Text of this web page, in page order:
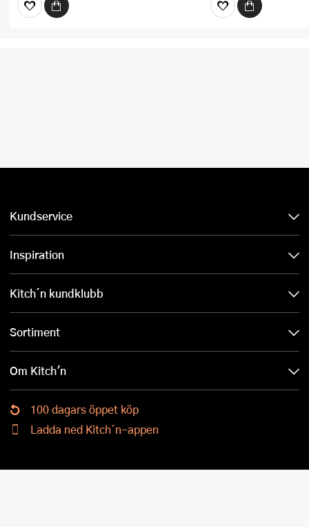
Kundservice
Inspiration
Kitch´n kundklubb
Sortiment
Om Kitch'n
100 dagars öppet köp
Ladda ned Kitch´n-appen